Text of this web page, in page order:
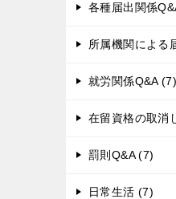
各種届出関係
所属機関による
就労関係Q&A (7)
在留資格の取消
罰則Q&A (7)
日常生活 (7)